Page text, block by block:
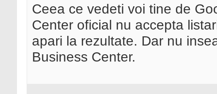
Ceea ce vedeti voi tine de
Center oficial nu accepta
apari la rezultate. Dar nu
Business Center.